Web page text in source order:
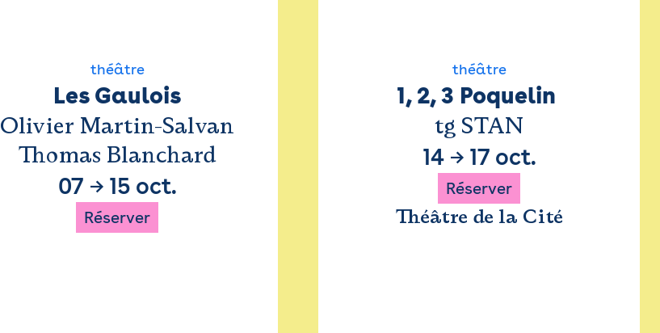
théâtre
Les Gaulois
Olivier Martin-Salvan
Thomas Blanchard
07 → 15 oct.
Réserver
théâtre
1, 2, 3 Poquelin
tg STAN
14→ 17 oct.
Réserver
Théâtre de la Cité